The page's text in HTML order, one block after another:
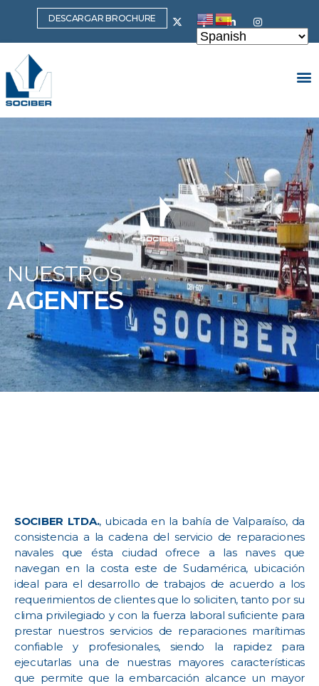
DESCARGAR BROCHURE
NUESTROS
AGENTES
SOCIBER LTDA., ubicada en la bahía de Valparaíso, da
consistencia a la cadena del servicio de reparaciones
navales que ésta ciudad ofrece a las naves que
navegan en la costa este de Sudamérica, ubicación
ideal para el desarrollo de trabajos de acuerdo a los
requerimientos de clientes que lo soliciten, tanto por su
clima privilegiado y con la fuerza laboral suficiente para
prestar nuestros servicios de reparaciones marítimas
confiable y profesionales, siendo la rapidez para
ejecutarlas una de nuestras mayores características
que permite que la embarcación alcance un mayor